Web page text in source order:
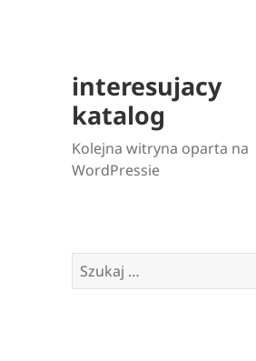
interesujacy
katalog
Kolejna witryna oparta na
WordPressie
Szukaj: